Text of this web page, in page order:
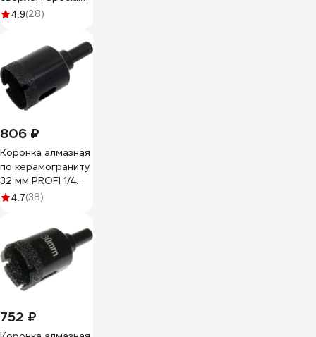
(32х70 мм)
4.9(28)
806 ₽
Коронка алмазная
по керамограниту
32 мм PROFI 1/4
SKRAB 31132
4.7(38)
752 ₽